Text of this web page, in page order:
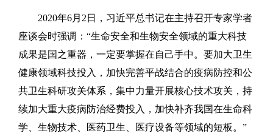
2020年6月2日，习近平总书记在主持召开专家学者
座谈会时强调：“生命安全和生物安全领域的重大科技
成果是国之重器，一定要掌握在自己手中。要加大卫生
健康领域科技投入，加快完善平战结合的疫病防控和公
共卫生科研攻关体系，集中力量开展核心技术攻关，持
续加大重大疫病防治经费投入，加快补齐我国在生命科
学、生物技术、医药卫生、医疗设备等领域的短板。”